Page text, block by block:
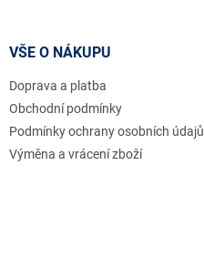
VŠE O NÁKUPU
Doprava a platba
Obchodní podmínky
Podmínky ochrany osobních údajů
Výměna a vrácení zboží